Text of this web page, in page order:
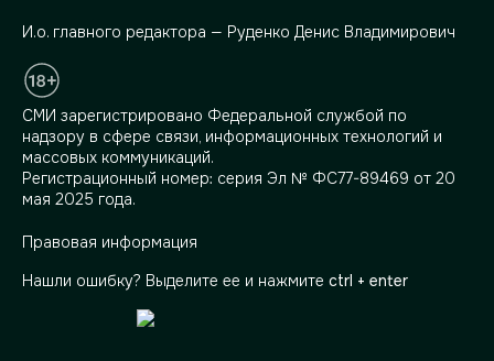
И.о. главного редактора — Руденко Денис Владимирович
СМИ зарегистрировано Федеральной службой по
надзору в сфере связи, информационных технологий и
массовых коммуникаций.
Регистрационный номер: серия Эл № ФС77-89469 от 20
мая 2025 года.
Правовая информация
Нашли ошибку? Выделите ее и нажмите ctrl + enter